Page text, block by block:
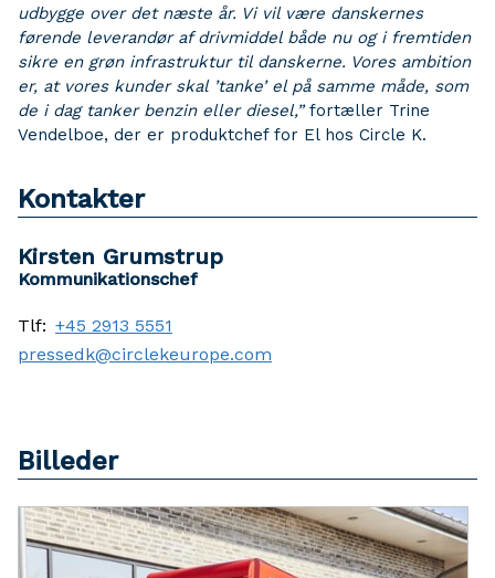
udbygge over det næste år. Vi vil være danskernes
førende leverandør af drivmiddel både nu og i fremtiden
sikre en grøn infrastruktur til danskerne. Vores ambition
er, at vores kunder skal ’tanke’ el på samme måde, som
de i dag tanker benzin eller diesel,”fortæller Trine
Vendelboe, der er produktchef for El hos Circle K.
Kontakter
Kirsten Grumstrup
Kommunikationschef
Tlf: +45 2913 5551
pressedk@circlekeurope.com
Billeder